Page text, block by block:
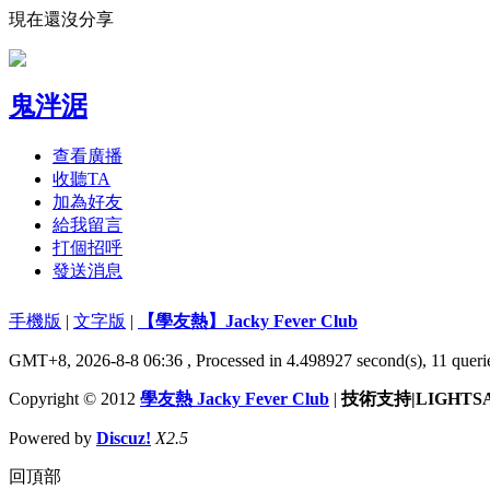
現在還沒分享
鬼泮涺
查看廣播
收聽TA
加為好友
給我留言
打個招呼
發送消息
手機版 | 文字版 | 【學友熱】Jacky Fever Club
GMT+8, 2026-8-8 06:36 , Processed in 4.498927 second(s), 11
Copyright © 2012 學友熱 Jacky Fever Club | 技術支持
Powered by Discuz! X2.5
回頂部